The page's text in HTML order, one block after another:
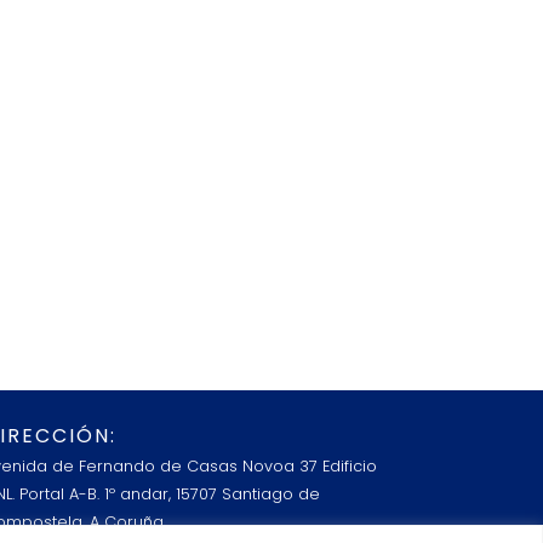
de Fernando de Casas Novoa 37 Edificio
Portal A-B. 1º andar, 15707 Santiago de
A Coruña